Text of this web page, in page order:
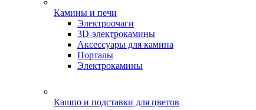
Камины и печи
Электроочаги
3D-электрокамины
Аксессуары для камина
Порталы
Электрокамины
Кашпо и подставки для цветов